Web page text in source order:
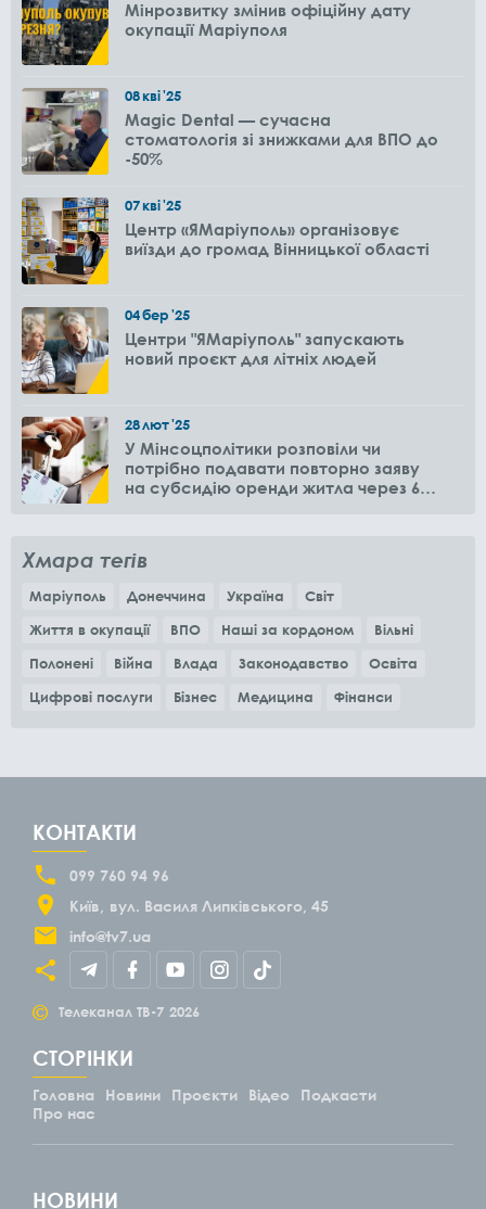
Мінрозвитку змінив офіційну дату
окупації Маріуполя
08кві'25
Magic Dental — сучасна
стоматологія зі знижками для ВПО до
-50%
07кві'25
Центр «ЯМаріуполь» організовує
виїзди до громад Вінницької області
04бер'25
Центри "ЯМаріуполь" запускають
новий проєкт для літніх людей
28лют'25
У Мінсоцполітики розповіли чи
потрібно подавати повторно заяву
на субсидію оренди житла через 6
Хмара тегів
Маріуполь Донеччина Україна
Світ
Життя в окупації
ВПО Наші за кордоном
Вільні
Полонені
Війна Влада Законодавство
Освіта
Цифрові послуги
Бізнес Медицина Фінанси
КОНТАКТИ
099 760 94 96
Київ
вул. Василя Липківського, 45
info@tv7.ua
© Телеканал ТВ-7 2026
СТОРІНКИ
Головна Новини Проєкти Відео
Подкасти
Про нас
НОВИНИ